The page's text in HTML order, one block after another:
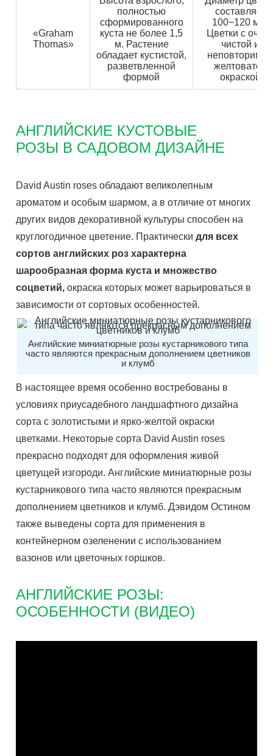
«Graham
Thomas»
полностью
сформированного
куста не более 1,5
м. Растение
обладает кустистой,
разветвленной
формой
составляет
100−120 мм.
Цветки с
чистой и
неповторимой
желтоватой
окраской
АНГЛИЙСКИЕ КУСТОВЫЕ
РОЗЫ В САДОВОМ ДИЗАЙНЕ
David Austin roses обладают великолепным
ароматом и особым шармом, а в отличие от многих
других видов декоративной культуры способен на
круглогодичное цветение. Практическидля всех
сортов английских роз характерна
шарообразная форма куста и множество
соцветий, окраска которых может варьироваться в
зависимости от сортовых особенностей.
Английские миниатюрные розы кустарникового типа
часто являются прекрасным дополнением цветников
и клумб
В настоящее время особенно востребованы в
условиях приусадебного ландшафтного дизайна
сорта с золотистыми и ярко-желтой окраски
цветками. Некоторые сорта David Austin roses
прекрасно подходят для оформления живой
цветущей изгороди. Английские миниатюрные розы
кустарникового типа часто являются прекрасным
дополнением цветников и клумб. Дэвидом Остином
также выведены сорта для применения в
контейнерном озеленении с использованием
вазонов или цветочных горшков.
АНГЛИЙСКИЕ РОЗЫ:
ОСОБЕННОСТИ (ВИДЕО)